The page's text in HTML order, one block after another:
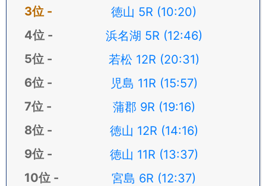
徳山 5R (10:20)
浜名湖 5R (12:46)
若松 12R (20:31)
児島 11R (15:57)
蒲郡 9R (19:16)
徳山 12R (14:16)
徳山 11R (13:37)
宮島 6R (12:37)